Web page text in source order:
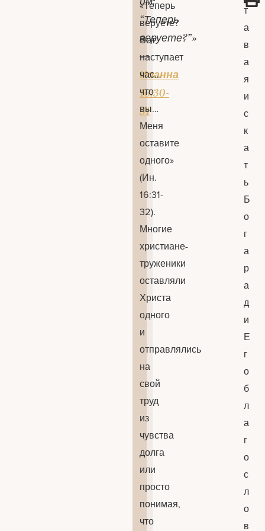
“Теперь
веруете?”»
—
Иоанна
16:30-
31
«Теперь
веруете?
Вот
наступает
час…
что
вы…
Меня
оставите
одного»
(Ин.
16:31-
32).
Многие
христиане-
труженики
оставляли
Христа
одного
и
отправлялись
на
свой
труд
из
чувства
долга
или
просто
понимая,
что
т
а
в
а
я
и
с
к
а
т
ь
Б
о
г
а
р
а
д
и
Е
г
о
б
л
а
г
о
с
л
о
в